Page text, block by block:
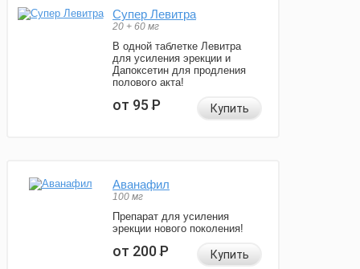
Супер Левитра
20 + 60 мг
В одной таблетке Левитра
для усиления эрекции и
Дапоксетин для продления
полового акта!
от 95Р Купить
Аванафил
100 мг
Препарат для усиления
эрекции нового поколения!
от 200Р Купить